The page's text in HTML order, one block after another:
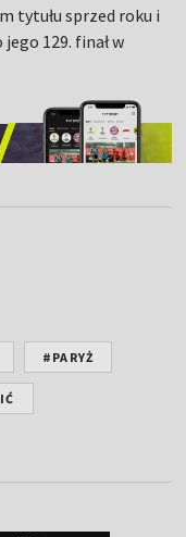
tytułu sprzed roku i
jego 129. finał w
#PARYŻ